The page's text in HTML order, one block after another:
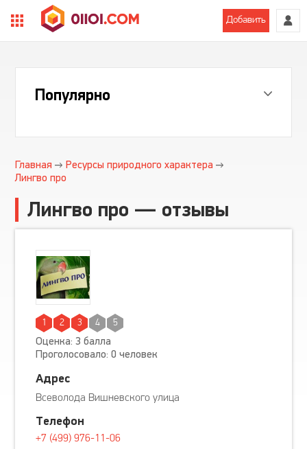
Добавить
Популярно
Главная
Ресурсы природного характера
Лингво про
Лингво про — отзывы
1 2 3 4 5
Оценка: 3 балла
Проголосовало: 0 человек
Адрес
Всеволода Вишневского улица
Телефон
+7 (499) 976-11-06